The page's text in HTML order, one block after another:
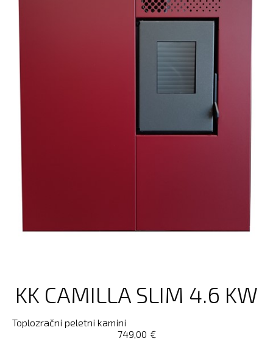
KK CAMILLA SLIM 4.6 KW
Toplozračni peletni kamini
€
749,00